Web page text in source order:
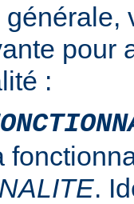
pour
:
.